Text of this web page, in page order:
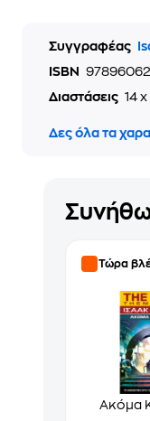
Συγγραφέας
ISBN
Διαστάσεις 14 x
Δες όλα τα
Τώρα
Aκόμα